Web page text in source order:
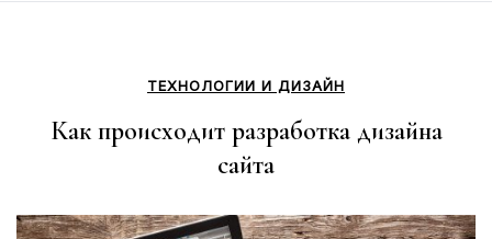
ТЕХНОЛОГИИ И ДИЗАЙН
Как происходит разработка дизайна
сайта